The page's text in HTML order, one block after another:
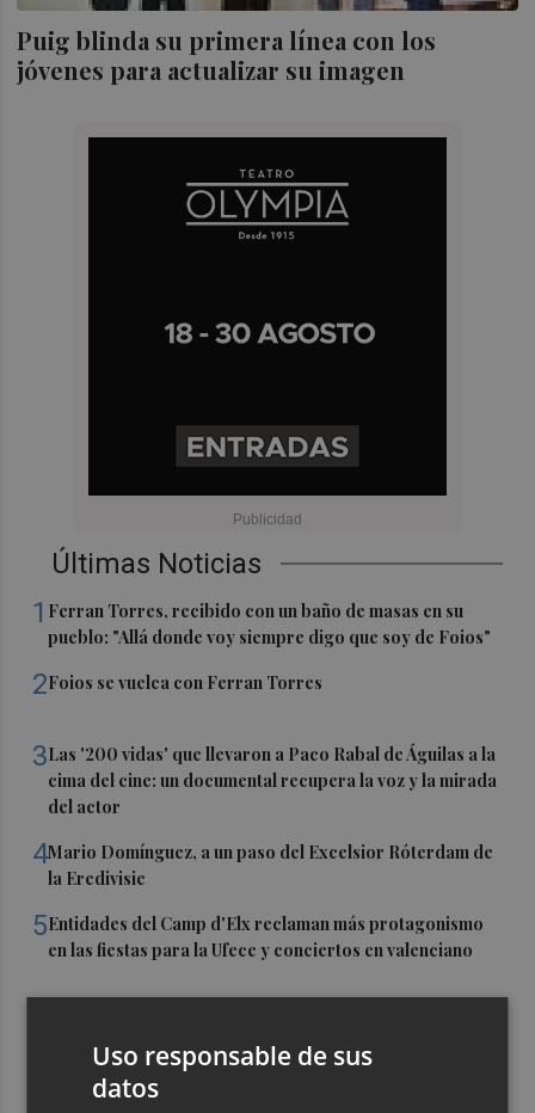
Puig blinda su primera línea con los
jóvenes para actualizar su imagen
Últimas Noticias
1 Ferran Torres, recibido con un baño de masas en su
pueblo: "Allá donde voy siempre digo que soy de Foios"
2Foios se vuelca con Ferran Torres
3Las '200 vidas' que llevaron a Paco Rabal de Águilas a la
cima del cine: un documental recupera la voz y la mirada
del actor
4Mario Domínguez, a un paso del Excelsior Róterdam de
la Eredivisie
5Entidades del Camp d'Elx reclaman más protagonismo
en las fiestas para la Ufece y conciertos en valenciano
Uso responsable de sus
datos